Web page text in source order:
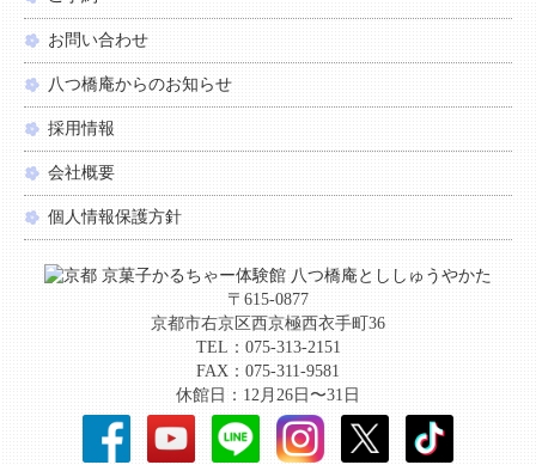
お問い合わせ
八つ橋庵からのお知らせ
採用情報
会社概要
個人情報保護方針
〒615-0877
京都市右京区西京極西衣手町36
TEL：075-313-2151
FAX：075-311-9581
休館日：12月26日〜31日